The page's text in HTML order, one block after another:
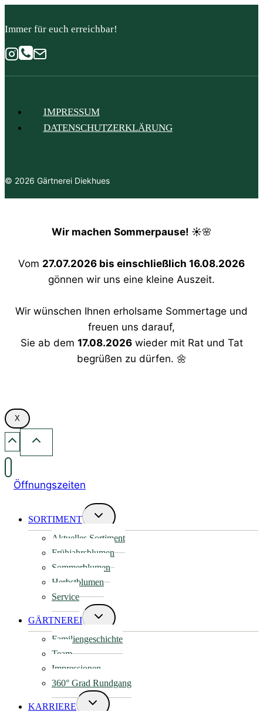
Immer für euch erreichbar!
IMPRESSUM
DATENSCHUTZERKLÄRUNG
© 2026 Gärtnerei Diekhues
Wir machen Sommerpause! ☀️🌸
Vom 27.07.2026 bis einschließlich 16.08.2026
gönnen wir uns eine kleine Auszeit.
Wir wünschen Ihnen erholsame Sommertage und
freuen uns darauf,
Sie ab dem 17.08.2026wieder mit Rat und Tat
begrüßen zu dürfen. 🌼
X
Öffnungszeiten
SORTIMENT
Untermenü
umschalten
Aktuelles Sortiment
Frühjahrsblumen
Sommerblumen
Herbstblumen
Service
GÄRTNEREI
Untermenü
umschalten
Familiengeschichte
Team
Impressionen
360° Grad Rundgang
KARRIERE
Untermenü
umschalten